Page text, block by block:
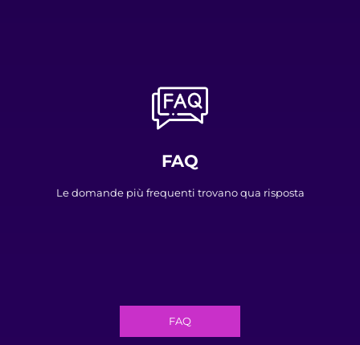
FAQ
Le domande più frequenti trovano qua risposta
FAQ